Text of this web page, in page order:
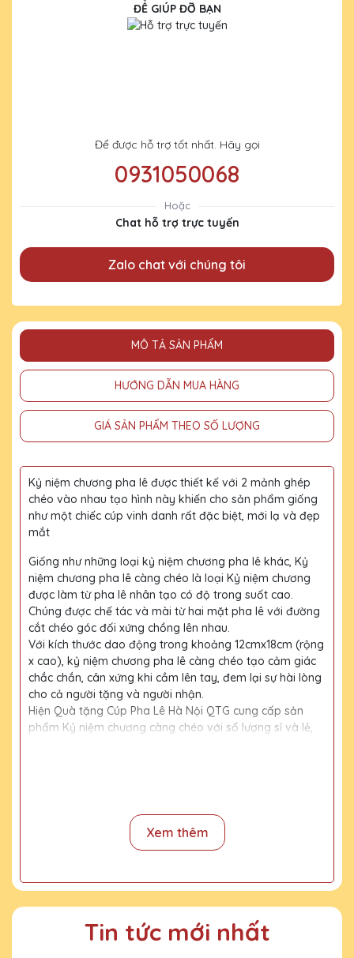
ĐỂ GIÚP ĐỠ BẠN
Để được hỗ trợ tốt nhất. Hãy gọi
0931050068
Hoặc
Chat hỗ trợ trực tuyến
Zalo chat với chúng tôi
MÔ TẢ SẢN PHẨM
HƯỚNG DẪN MUA HÀNG
GIÁ SẢN PHẨM THEO SỐ LƯỢNG
Kỷ niệm chương pha lê được thiết kế với 2 mảnh ghép
chéo vào nhau tạo hình này khiến cho sản phẩm giống
như một chiếc cúp vinh danh rất đặc biệt, mới lạ và đẹp
mắt
Giống như những loại kỷ niệm chương pha lê khác, Kỷ
niệm chương pha lê càng chéo là loại Kỷ niệm chương
được làm từ pha lê nhân tạo có độ trong suốt cao.
Chúng được chế tác và mài từ hai mặt pha lê với đường
cắt chéo góc đối xứng chồng lên nhau.
Với kích thước dao động trong khoảng 12cmx18cm (rộng
x cao), kỷ niệm chương pha lê càng chéo tạo cảm giác
chắc chắn, cân xứng khi cầm lên tay, đem lại sự hài lòng
cho cả người tặng và người nhận.
Hiện Quà tặng Cúp Pha Lê Hà Nội QTG cung cấp sản
phẩm Kỷ niệm chương càng chéo với số lượng sỉ và lẻ,
niệm chương pha lê càng chéo đem lại hiệu ứng ánh
sáng bắt mắt, cho phép thể hiện thêm nhiều thông điệp
chọn kỷ niệm chương pha lê càng chéo mà hai mặt pha
lê có màu khác nhau, để làm nổi bật hơn nội dung ở
mặt pha lê còn lại.
Xem thêm
Tin tức mới nhất